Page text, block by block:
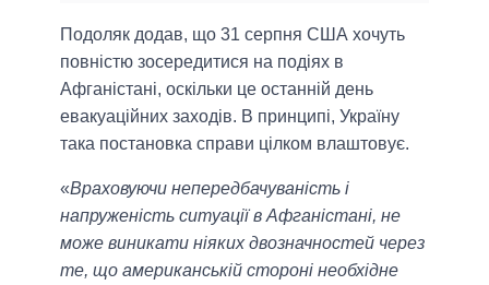
Подоляк додав, що 31 серпня США хочуть
повністю зосередитися на подіях в
Афганістані, оскільки це останній день
евакуаційних заходів. В принципі, Україну
така постановка справи цілком влаштовує.
«Враховуючи непередбачуваність і
напруженість ситуації в Афганістані, не
може виникати ніяких двозначностей через
те, що американській стороні необхідне